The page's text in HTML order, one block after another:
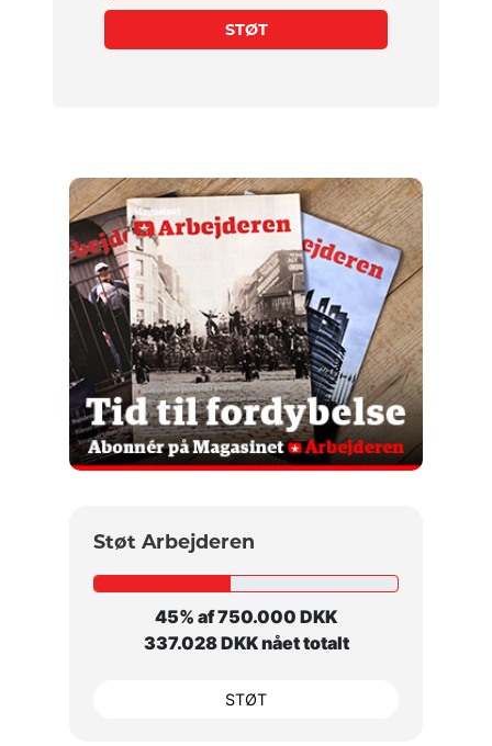
STØT
Støt Arbejderen
45% af 750.000 DKK
337.028 DKK nået totalt
STØT